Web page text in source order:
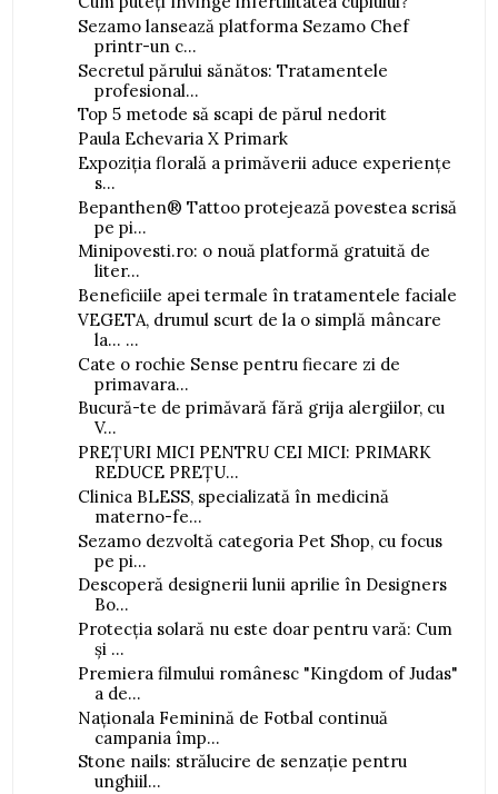
Sezamo lansează platforma Sezamo Chef
printr-un c...
Secretul părului sănătos: Tratamentele
profesional...
Top 5 metode să scapi de părul nedorit
Paula Echevaria X Primark
Expoziția florală a primăverii aduce experiențe
s...
Bepanthen® Tattoo protejează povestea scrisă
pe pi...
Minipovesti.ro: o nouă platformă gratuită de
liter...
Beneficiile apei termale în tratamentele faciale
VEGETA, drumul scurt de la o simplă mâncare
la... ...
Cate o rochie Sense pentru fiecare zi de
primavara...
Bucură-te de primăvară fără grija alergiilor, cu
V...
PREȚURI MICI PENTRU CEI MICI: PRIMARK
REDUCE PREȚU...
Clinica BLESS, specializată în medicină
materno-fe...
Sezamo dezvoltă categoria Pet Shop, cu focus
pe pi...
Descoperă designerii lunii aprilie în Designers
Bo...
Protecția solară nu este doar pentru vară: Cum
și ...
Premiera filmului românesc "Kingdom of Judas"
a de...
Naționala Feminină de Fotbal continuă
campania împ...
Stone nails: strălucire de senzație pentru
unghiil...